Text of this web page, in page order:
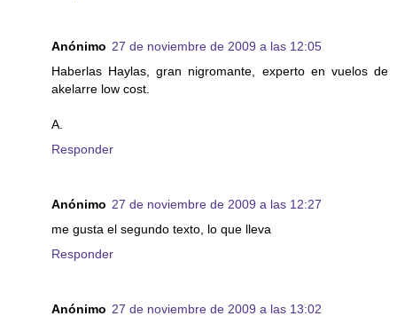
Anónimo 27 de noviembre de 2009 a las 12:05
Haberlas Haylas, gran nigromante, experto en vuelos de
akelarre low cost.
A.
Responder
Anónimo 27 de noviembre de 2009 a las 12:27
me gusta el segundo texto, lo que lleva
Responder
Anónimo 27 de noviembre de 2009 a las 13:02